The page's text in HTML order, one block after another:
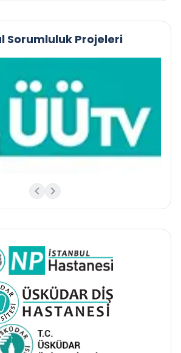
Sorumluluk Projeleri